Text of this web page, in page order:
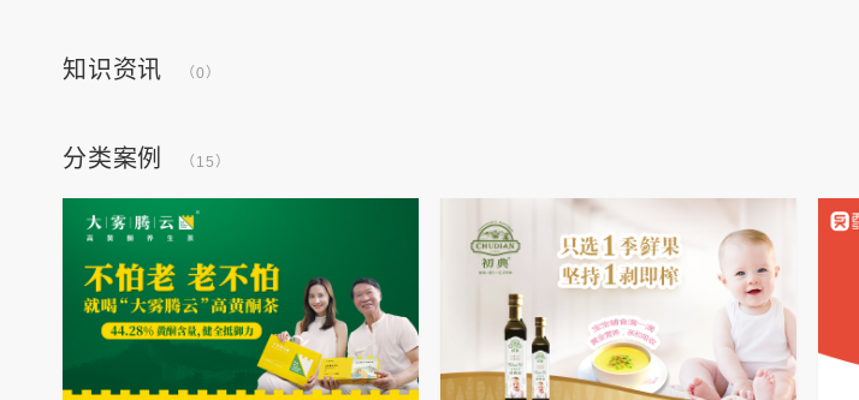
知识资讯 （0）
分类案例 （15）